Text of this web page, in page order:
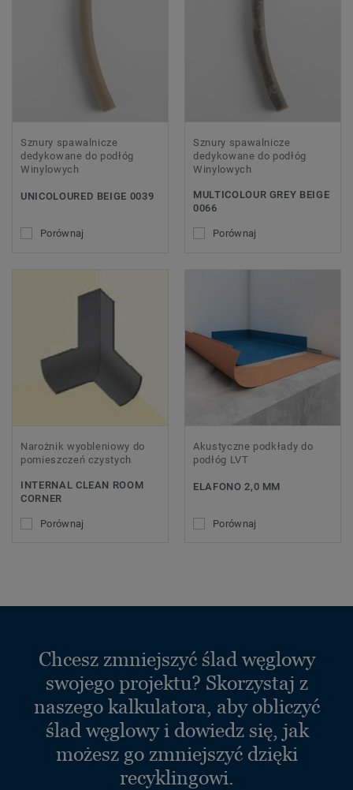
Sznury spawalnicze
dedykowane do podłóg
Winylowych
UNICOLOURED BEIGE 0039
Porównaj
Sznury spawalnicze
dedykowane do podłóg
Winylowych
MULTICOLOUR GREY BEIGE
0066
Porównaj
Narożnik wyobleniowy do
pomieszczeń czystych
INTERNAL CLEAN ROOM
CORNER
Porównaj
Akustyczne podkłady do
podłóg LVT
ELAFONO 2,0 MM
Porównaj
Chcesz zmniejszyć ślad węglowy
swojego projektu? Skorzystaj z
naszego kalkulatora, aby obliczyć
ślad węglowy i dowiedz się, jak
możesz go zmniejszyć dzięki
recyklingowi.